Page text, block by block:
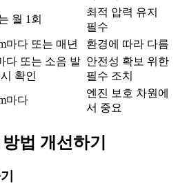
월 1회
최적 압력 유지
필수
마다 또는 매년
환경에 따라 다름
다 또는 소음 발
확인
안전성 확보 위한
필수 조치
마다
엔진 보호 차원에
서 중요
법 개선하기